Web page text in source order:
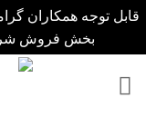
قابل توجه همکاران
بخش فروش